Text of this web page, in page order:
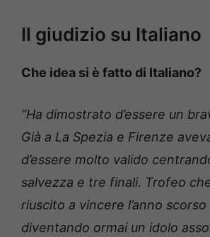
Il giudizio su Italiano
Che idea si è fatto di Italiano?
“Ha dimostrato d’essere un
Già a La Spezia e Firenze
d’essere molto valido
salvezza e tre finali. Trofeo
riuscito a vincere l’anno scorso
diventando ormai un idolo